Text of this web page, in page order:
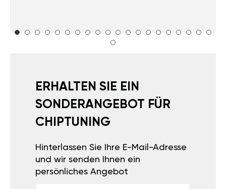
ERHALTEN SIE EIN
SONDERANGEBOT FÜR
CHIPTUNING
Hinterlassen Sie Ihre E-Mail-Adresse
und wir senden Ihnen ein
persönliches Angebot